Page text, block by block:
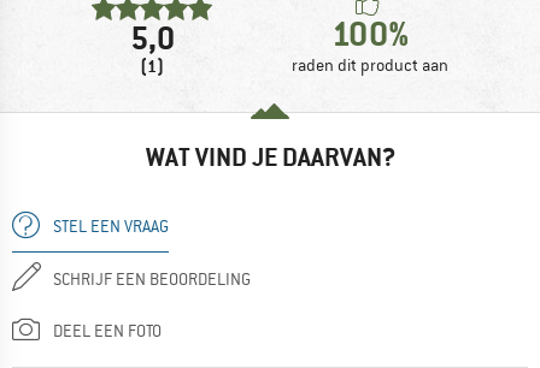
5,0
(1)
100%
raden dit product aan
WAT VIND JE DAARVAN?
STEL EEN VRAAG
SCHRIJF EEN BEOORDELING
DEEL EEN FOTO